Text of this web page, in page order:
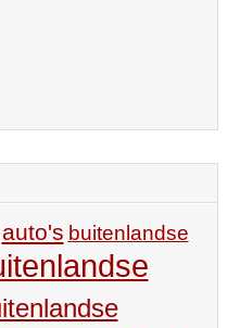
auto's buitenlandse